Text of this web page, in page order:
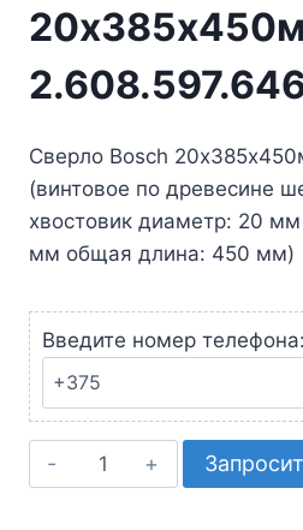
Сверло Bosch
(винтовое по древесине
хвостовик диаметр: 20
мм общая длина: 450 мм)
Введите номер телефона:
Количество
товара